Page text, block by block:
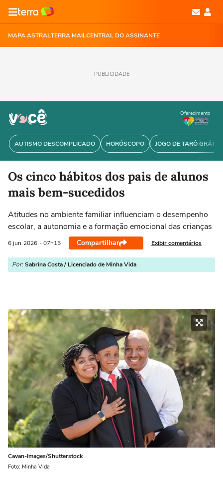
MAPA ASTRALTERRA MAILCENTRAL DO ASSINANTE
PUBLICIDADE
AUTISMO DESCOMPLICADO HORÓSCOPO JOGO DE TARÔ GRÁTIS
Oferecimento
Os cinco hábitos dos pais de alunos
mais bem-sucedidos
Atitudes no ambiente familiar influenciam o desempenho
escolar, a autonomia e a formação emocional das crianças
6 jun 2026 - 07h15 Compartilhar Exibir comentários
Por: Sabrina Costa / Licenciado de Minha Vida
Cavan-Images/Shutterstock
Foto: Minha Vida